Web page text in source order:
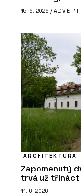
15. 6. 2026 /
ARCHITEKTURA
Zapomenutý
trvá už třináct
11. 6. 2026